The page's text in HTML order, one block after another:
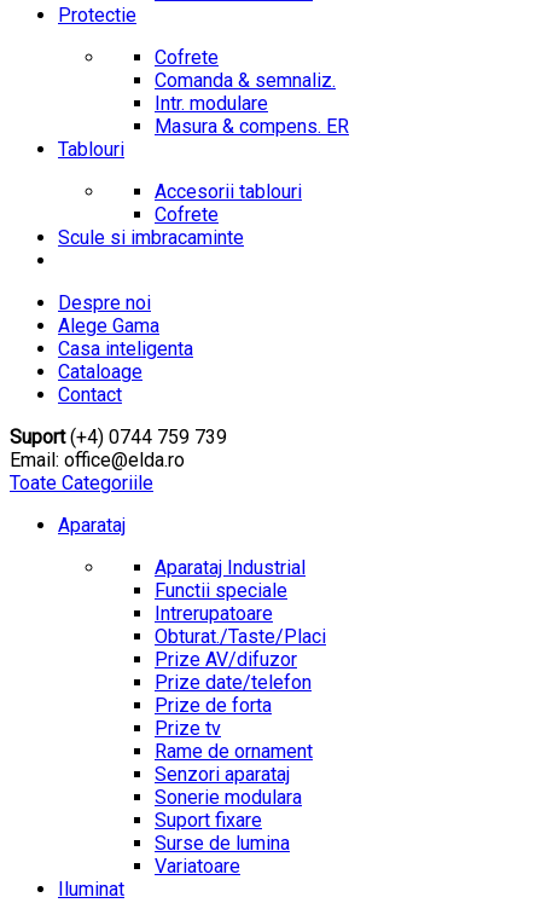
Protectie
Cofrete
Comanda & semnaliz.
Intr. modulare
Masura & compens. ER
Tablouri
Accesorii tablouri
Cofrete
Scule si imbracaminte
Despre noi
Alege Gama
Casa inteligenta
Cataloage
Contact
Suport(+4) 0744 759 739
Email: office@elda.ro
Toate Categoriile
Aparataj
Aparataj Industrial
Functii speciale
Intrerupatoare
Obturat./Taste/Placi
Prize AV/difuzor
Prize date/telefon
Prize de forta
Prize tv
Rame de ornament
Senzori aparataj
Sonerie modulara
Suport fixare
Surse de lumina
Variatoare
Iluminat